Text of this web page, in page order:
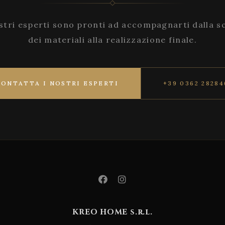
esperti sono pronti ad accompagnarti dalla
dei materiali alla realizzazione finale.
I NOSTRI ESPERTI +39 0362
KREO HOME s.r.l.